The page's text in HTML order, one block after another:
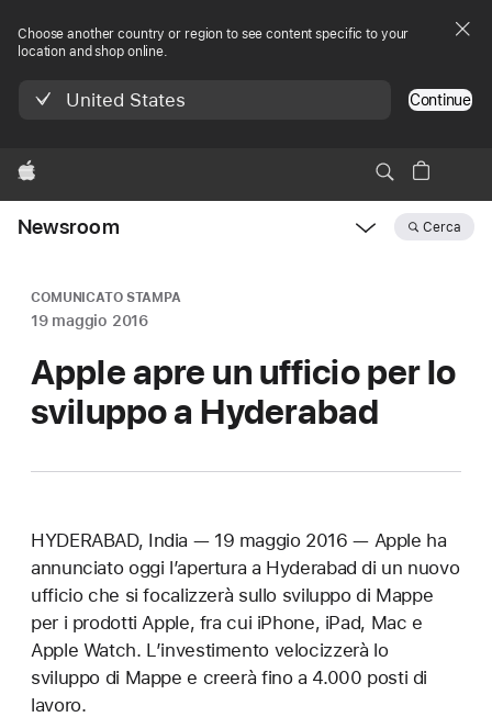
Choose another country or region to see content specific to your
location and shop online.
United States Continue
Apple
Newsroom Cerca
COMUNICATO STAMPA
19 maggio 2016
Apple apre un ufficio per lo
sviluppo a Hyderabad
HYDERABAD, India — 19 maggio 2016 — Apple ha
annunciato oggi l’apertura a Hyderabad di un nuovo
ufficio che si focalizzerà sullo sviluppo di Mappe
per i prodotti Apple, fra cui iPhone, iPad, Mac e
Apple Watch. L’investimento velocizzerà lo
sviluppo di Mappe e creerà fino a 4.000 posti di
lavoro.